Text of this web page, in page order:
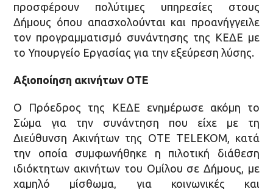
προσφέρουν πολύτιμες υπηρεσίες στους
Δήμους όπου απασχολούνται και προανήγγειλε
τον προγραμματισμό συνάντησης της ΚΕΔΕ με
το Υπουργείο Εργασίας για την εξεύρεση λύσης.
Αξιοποίηση ακινήτων ΟΤΕ
Ο Πρόεδρος της ΚΕΔΕ ενημέρωσε ακόμη το
Σώμα για την συνάντηση που είχε με τη
Διεύθυνση Ακινήτων της ΟΤΕ TELEKOM, κατά
την οποία συμφωνήθηκε η πιλοτική διάθεση
ιδιόκτητων ακινήτων του Ομίλου σε Δήμους, με
χαμηλό μίσθωμα, για κοινωνικές και